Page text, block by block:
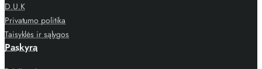
D.U.K
Privatumo politika
Taisyklės ir sąlygos
Paskyra